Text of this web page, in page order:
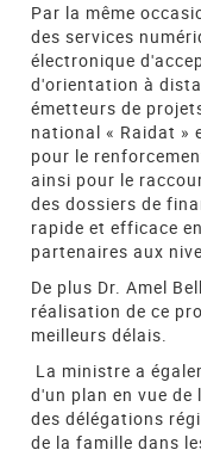
Par la même
des services
électronique
d'orientation à
émetteurs de
national « Raidat »
pour le
ainsi pour le
des dossiers de
rapide et efficace
partenaires aux
De plus Dr. Amel
réalisation de ce
meilleurs délais.
La ministre a
d'un plan en vue
des délégations
de la famille dans